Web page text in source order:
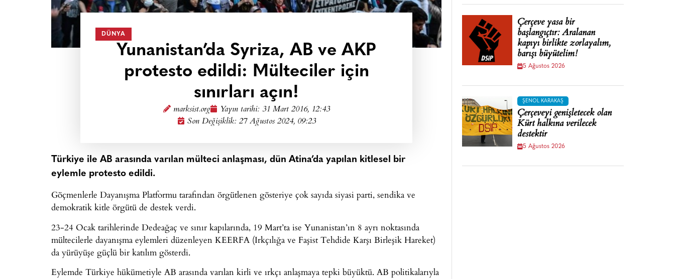
DÜNYA
Yunanistan’da Syriza, AB ve AKP
protesto edildi: Mülteciler için
sınırları açın!
marksist.org Yayın tarihi: 31 Mart 2016, 12:43
Son Değişiklik: 27 Ağustos 2024, 09:23
Türkiye ile AB arasında varılan mülteci anlaşması, dün Atina’da yapılan kitlesel bir
eylemle protesto edildi.
Göçmenlerle Dayanışma Platformu tarafından örgütlenen gösteriye çok sayıda siyasi parti, sendika ve
demokratik kitle örgütü de destek verdi.
23-24 Ocak tarihlerinde Dedeağaç ve sınır kapılarında, 19 Mart’ta ise Yunanistan’ın 8 ayrı noktasında
mültecilerle dayanışma eylemleri düzenleyen KEERFA (Irkçılığa ve Faşist Tehdide Karşı Birleşik Hareket)
da yürüyüşe güçlü bir katılım gösterdi.
Eylemde Türkiye hükümetiyle AB arasında varılan kirli ve ırkçı anlaşmaya tepki büyüktü. AB politikalarıyla
Çerçeve yasa bir
başlangıçtır: Aralanan
kapıyı birlikte zorlayalım,
barışı büyütelim!
5 Ağustos 2026
ŞENOL KARAKAŞ
Çerçeveyi genişletecek olan
Kürt halkına verilecek
destektir
5 Ağustos 2026